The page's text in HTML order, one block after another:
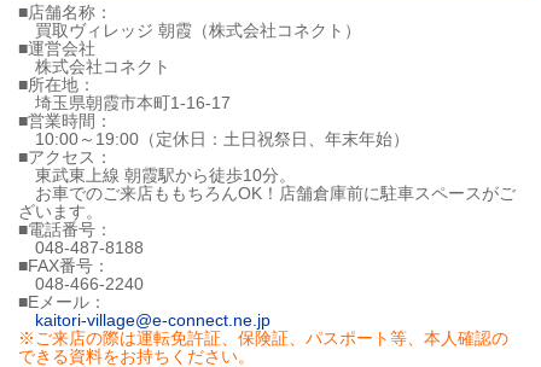
■店舗名称：
買取ヴィレッジ 朝霞（株式会社コネクト）
■運営会社
株式会社コネクト
■所在地：
埼玉県朝霞市本町1-16-17
■営業時間：
10:00～19:00（定休日：土日祝祭日、年末年始）
■アクセス：
東武東上線 朝霞駅から徒歩10分。
お車でのご来店ももちろんOK！店舗倉庫前に駐車スペースがご
ざいます。
■電話番号：
048-487-8188
■FAX番号：
048-466-2240
■Eメール：
kaitori-village@e-connect.ne.jp
※ご来店の際は運転免許証、保険証、パスポート等、本人確認の
できる資料をお持ちください。